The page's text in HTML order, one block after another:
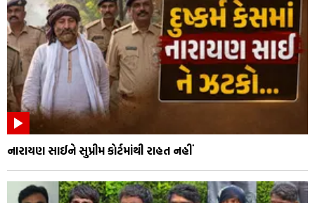
નારાયણ સાઈને સુપ્રીમ કોર્ટમાંથી રાહત નહીં